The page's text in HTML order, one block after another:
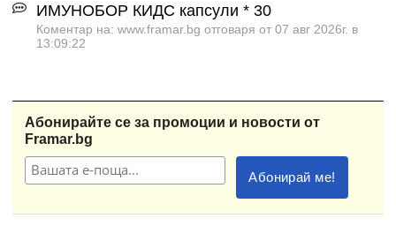
ИМУНОБОР КИДС капсули * 30
Коментар на: www.framar.bg отговаря от 07 авг 2026г. в
13:09:22
Абонирайте се за промоции и новости от
Framar.bg